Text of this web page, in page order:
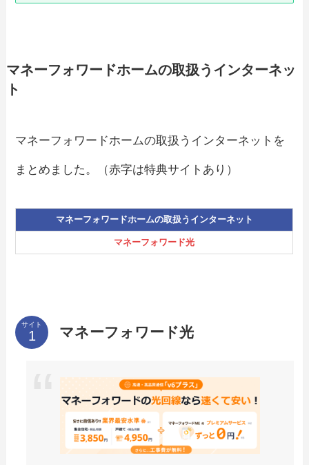
マネーフォワードホームの取扱うインターネッ
ト
マネーフォワードホームの取扱うインターネットを
まとめました。（赤字は特典サイトあり）
マネーフォワードホームの取扱うインターネット
マネーフォワード光
サイト マネーフォワード光